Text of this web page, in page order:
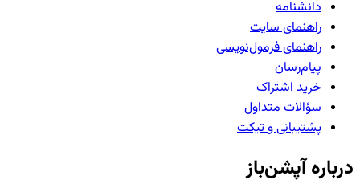
دانشنامه
راهنمای سایت
راهنمای فرمول‌نویسی
پیام‌رسان
خرید اشتراک
سؤالات متداول
پشتیبانی و تیکت
درباره آپشن‌باز